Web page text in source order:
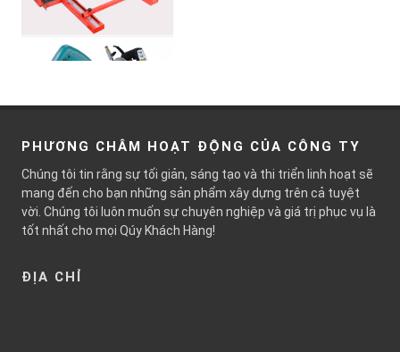
PHƯƠNG CHÂM HOẠT ĐỘNG CỦA CÔNG TY
Chúng tôi tin rằng sự tối giản, sáng tạo và thi triển linh hoạt sẽ
mang đến cho bạn những sản phẩm xây dựng trên cả tuyệt
vời. Chúng tôi luôn muốn sự chuyên nghiệp và giá trị phục vụ là
tốt nhất cho mọi Qúy Khách Hàng!
ĐỊA CHỈ